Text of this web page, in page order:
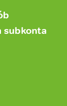
subkonta